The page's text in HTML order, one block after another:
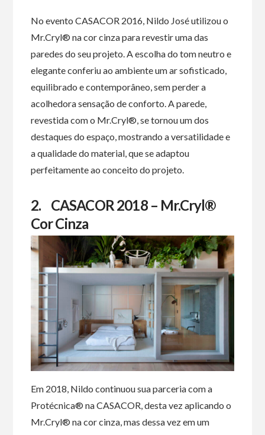
No evento CASACOR 2016, Nildo José utilizou o
Mr.Cryl® na cor cinza para revestir uma das
paredes do seu projeto. A escolha do tom neutro e
elegante conferiu ao ambiente um ar sofisticado,
equilibrado e contemporâneo, sem perder a
acolhedora sensação de conforto. A parede,
revestida com o Mr.Cryl®, se tornou um dos
destaques do espaço, mostrando a versatilidade e
a qualidade do material, que se adaptou
perfeitamente ao conceito do projeto.
2. CASACOR 2018 – Mr.Cryl®
Cor Cinza
Em 2018, Nildo continuou sua parceria com a
Protécnica® na CASACOR, desta vez aplicando o
Mr.Cryl® na cor cinza, mas dessa vez em um